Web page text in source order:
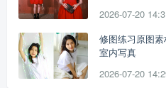
2026-07-20
修图练习原图
室内写真
2026-07-20